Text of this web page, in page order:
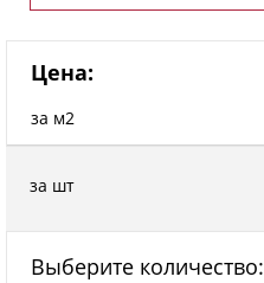
Цена:
за м2
за шт
Выберите количество: